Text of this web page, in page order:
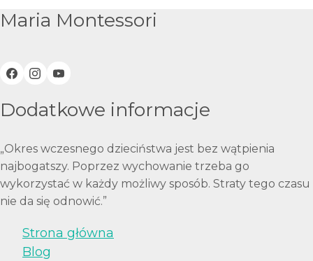
Maria Montessori
Dodatkowe informacje
„Okres wczesnego dzieciństwa jest bez wątpienia
najbogatszy. Poprzez wychowanie trzeba go
wykorzystać w każdy możliwy sposób. Straty tego czasu
nie da się odnowić.”
Strona główna
Blog